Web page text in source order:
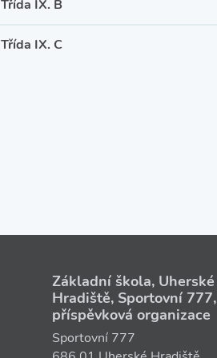
Třída IX. B
Třída IX. C
Základní škola, Uherské
Hradiště, Sportovní 777,
příspěvková organizace
Sportovní 777